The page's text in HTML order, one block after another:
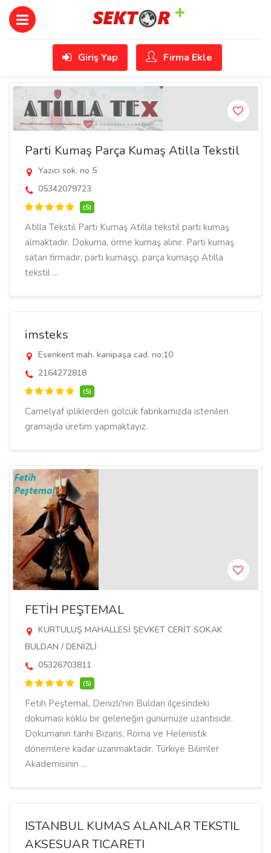
Giriş Yap Firma Ekle
Parti Kumaş Parça Kumaş Atilla Tekstil
Yazıcı sok. no 5
05342079723
(5)
Atilla Tekstil Parti Kumaş Atilla tekstil parti kumaş
almaktadır. Dokuma, örme kumaş alınır. Parti kumaş
satan firmadır, parti kumaşçı, parça kumaşçı Atilla
tekstil ...
imsteks
Esenkent mah. kanipaşa cad. no:10
2164272818
(5)
Camelyaf ipliklerden gölcük fabrikamızda istenilen
gramajda üretim yapmaktayız.
FETİH PEŞTEMAL
KURTULUŞ MAHALLESİ ŞEVKET CERİT SOKAK
BULDAN / DENİZLİ
05326703811
(5)
Fetih Peştemal, Denizli'nin Buldan ilçesindeki
dokuması köklü bir geleneğin günümüze uzantısıdır.
Dokumanın tarihi Bizans, Roma ve Helenistik
dönemlere kadar uzanmaktadır. Türkiye Bilimler
Akademisinin ...
ISTANBUL KUMAS ALANLAR TEKSTIL
AKSESUAR TICARETI